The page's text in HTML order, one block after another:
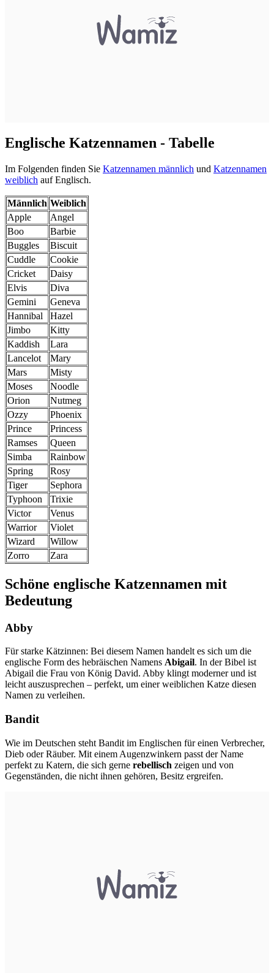
Englische Katzennamen - Tabelle
Im Folgenden finden Sie Katzennamen männlich und Katzennamen
weiblich auf Englisch.
Männlich Weiblich
Apple
Angel
Boo
Barbie
Buggles
Biscuit
Cuddle
Cookie
Cricket
Daisy
Elvis
Diva
Gemini
Geneva
Hannibal
Hazel
Jimbo
Kitty
Kaddish
Lara
Lancelot
Mary
Mars
Misty
Moses
Noodle
Orion
Nutmeg
Ozzy
Phoenix
Prince
Princess
Ramses
Queen
Simba
Rainbow
Spring
Rosy
Tiger
Sephora
Typhoon
Trixie
Victor
Venus
Warrior
Violet
Wizard
Willow
Zorro
Zara
Schöne englische Katzennamen mit
Bedeutung
Abby
Für starke Kätzinnen: Bei diesem Namen handelt es sich um die
englische Form des hebräischen Namens Abigail. In der Bibel ist
Abigail die Frau von König David. Abby klingt moderner und ist
leicht auszusprechen – perfekt, um einer weiblichen Katze diesen
Namen zu verleihen.
Bandit
Wie im Deutschen steht Bandit im Englischen für einen Verbrecher,
Dieb oder Räuber. Mit einem Augenzwinkern passt der Name
perfekt zu Katern, die sich gerne rebellisch zeigen und von
Gegenständen, die nicht ihnen gehören, Besitz ergreifen.